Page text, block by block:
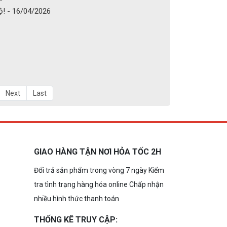
- 16/04/2026
Next Last
GIAO HÀNG TẬN NƠI HỎA TỐC 2H
Đổi trả sản phẩm trong vòng 7 ngày Kiểm
tra tình trạng hàng hóa online Chấp nhận
nhiều hình thức thanh toán
THỐNG KÊ TRUY CẬP: